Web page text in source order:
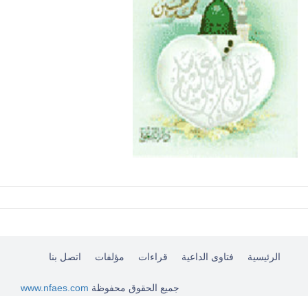
جواز اخراج قيمة زكاة الفطر
الرئيسية فتاوى الداعية قراءات مؤلفات اتصل بنا
جميع الحقوق محفوظة www.nfaes.com